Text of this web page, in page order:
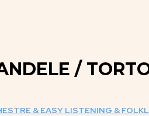
/
& EASY LISTENING &